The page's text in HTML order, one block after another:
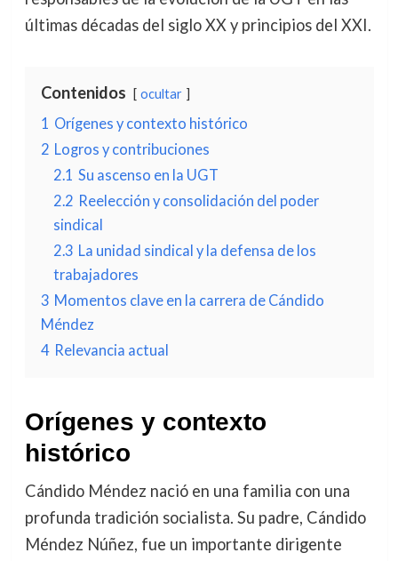
últimas décadas del siglo XX y principios del XXI.
Contenidos ocultar
1 Orígenes y contexto histórico
2 Logros y contribuciones
2.1 Su ascenso en la UGT
2.2 Reelección y consolidación del poder
sindical
2.3 La unidad sindical y la defensa de los
trabajadores
3 Momentos clave en la carrera de Cándido
Méndez
4 Relevancia actual
Orígenes y contexto
histórico
Cándido Méndez nació en una familia con una
profunda tradición socialista. Su padre, Cándido
Méndez Núñez, fue un importante dirigente